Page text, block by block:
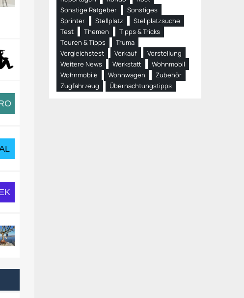
Sonstige Ratgeber
Sonstiges
Sprinter
Stellplatz
Stellplatzsuche
Test
Themen
Tipps & Tricks
Touren & Tipps
Truma
Vergleichstest
Verkauf
Vorstellung
Weitere News
Werkstatt
Wohnmobil
Wohnmobile
Wohnwagen
Zubehör
Zugfahrzeug
Übernachtungstipps